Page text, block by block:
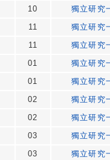
10
獨立研究
11
獨立研究
11
獨立研究
01
獨立研究
01
獨立研究
02
獨立研究
02
獨立研究
03
獨立研究
03
獨立研究